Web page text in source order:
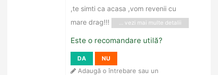
,te simti ca acasa ,vom revenii cu
mare drag!!!
... vezi mai multe detalii
Este o recomandare utilă?
DA NU
Adaugă o întrebare sau un